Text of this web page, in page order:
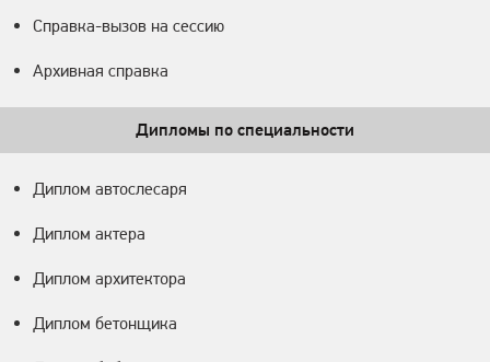
Справка-вызов на сессию
Архивная справка
Дипломы по специальности
Диплом автослесаря
Диплом актера
Диплом архитектора
Диплом бетонщика